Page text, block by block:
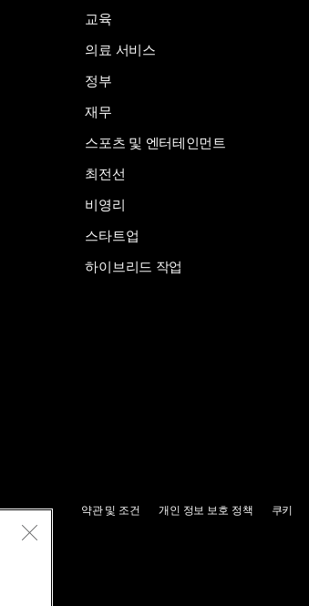
교육
의료 서비스
정부
재무
스포츠 및 엔터테인먼트
최전선
비영리
스타트업
하이브리드 작업
약관 및 조건 개인 정보 보호 정책 쿠키